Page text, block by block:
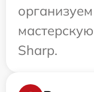
Sharp.